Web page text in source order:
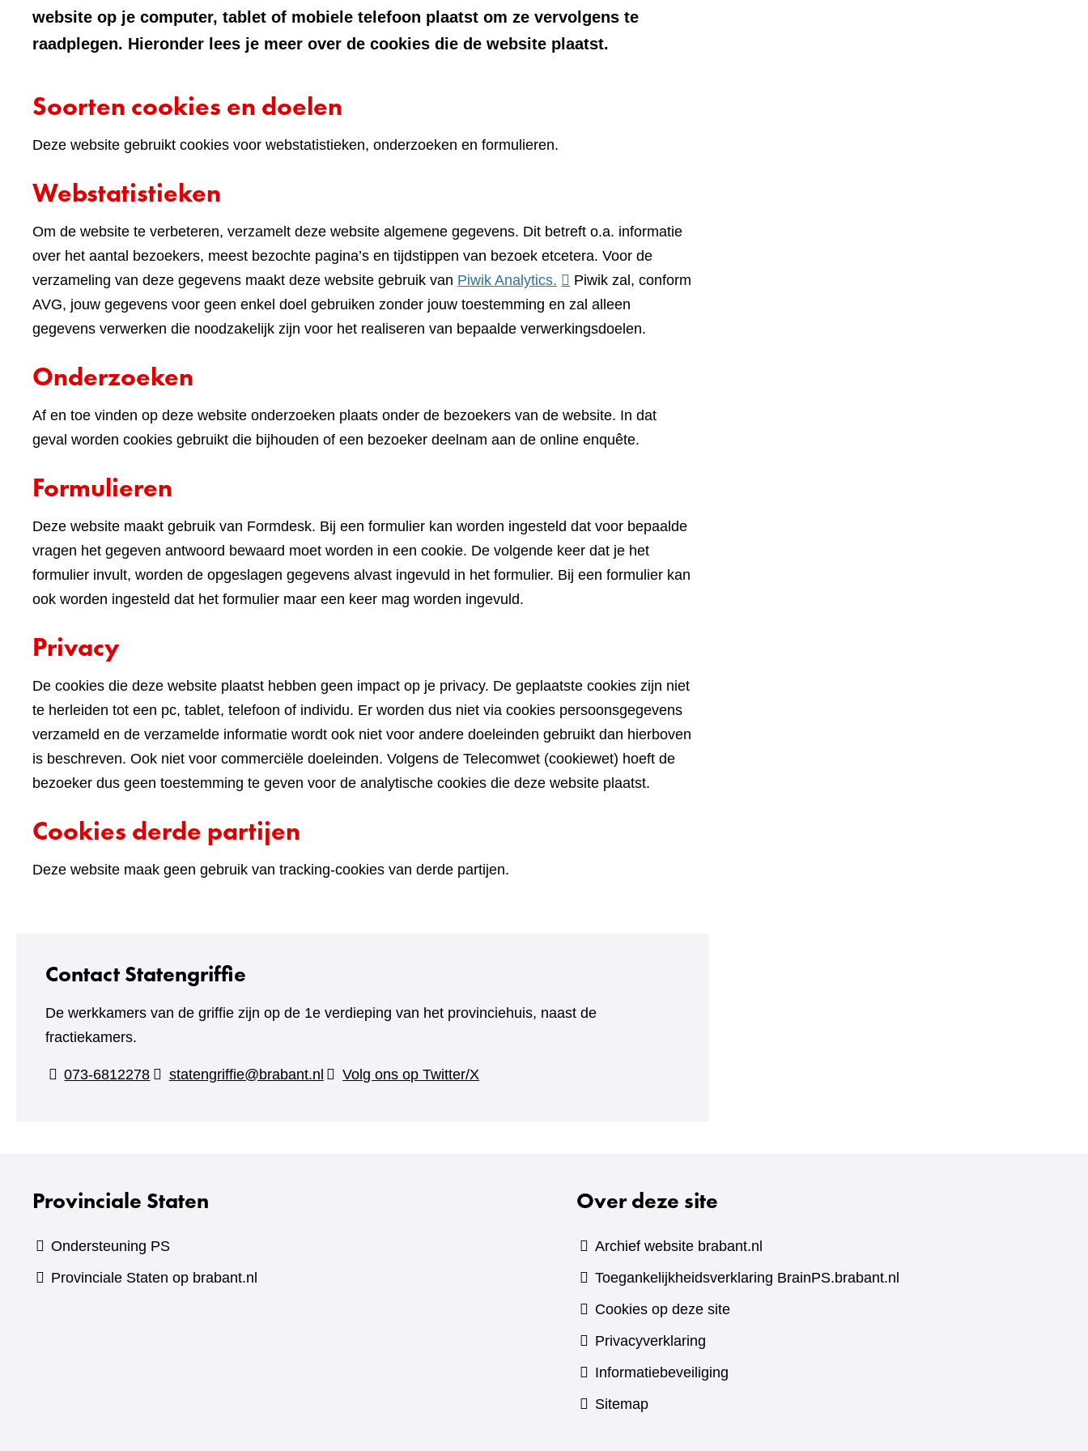
website op je computer, tablet of mobiele telefoon plaatst om ze vervolgens te
raadplegen. Hieronder lees je meer over de cookies die de website plaatst.
Soorten cookies en doelen
Deze website gebruikt cookies voor webstatistieken, onderzoeken en formulieren.
Webstatistieken
Om de website te verbeteren, verzamelt deze website algemene gegevens. Dit betreft o.a. informatie
over het aantal bezoekers, meest bezochte pagina’s en tijdstippen van bezoek etcetera. Voor de
verzameling van deze gegevens maakt deze website gebruik van Piwik Analytics. (verwijst
naar
een
Piwik zal, conform
AVG, jouw gegevens voor geen enkel doel gebruiken zonder jouw toestemming en zal alleen
gegevens verwerken die noodzakelijk zijn voor het realiseren van bepaalde verwerkingsdoelen.
Onderzoeken
Af en toe vinden op deze website onderzoeken plaats onder de bezoekers van de website. In dat
geval worden cookies gebruikt die bijhouden of een bezoeker deelnam aan de online enquête.
Formulieren
Deze website maakt gebruik van Formdesk. Bij een formulier kan worden ingesteld dat voor bepaalde
vragen het gegeven antwoord bewaard moet worden in een cookie. De volgende keer dat je het
formulier invult, worden de opgeslagen gegevens alvast ingevuld in het formulier. Bij een formulier kan
ook worden ingesteld dat het formulier maar een keer mag worden ingevuld.
Privacy
De cookies die deze website plaatst hebben geen impact op je privacy. De geplaatste cookies zijn niet
te herleiden tot een pc, tablet, telefoon of individu. Er worden dus niet via cookies persoonsgegevens
verzameld en de verzamelde informatie wordt ook niet voor andere doeleinden gebruikt dan hierboven
is beschreven. Ook niet voor commerciële doeleinden. Volgens de Telecomwet (cookiewet) hoeft de
bezoeker dus geen toestemming te geven voor de analytische cookies die deze website plaatst.
Cookies derde partijen
Deze website maak geen gebruik van tracking-cookies van derde partijen.
Contact Statengriffie
De werkkamers van de griffie zijn op de 1e verdieping van het provinciehuis, naast de
fractiekamers.
073-6812278 statengriffie@brabant.nl Volg ons op Twitter/X
Provinciale Staten
Ondersteuning PS
Provinciale Staten op brabant.nl
Over deze site
Archief website brabant.nl
Toegankelijkheidsverklaring BrainPS.brabant.nl
Cookies op deze site
Privacyverklaring
Informatiebeveiliging
Sitemap